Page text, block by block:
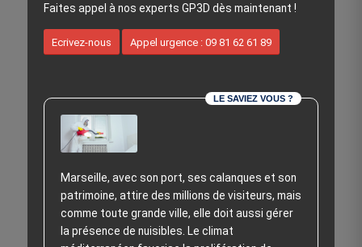
Faites appel à nos experts GP3D dès maintenant !
Ecrivez-nous Appel urgence : 09 81 62 61 89
LE SAVIEZ VOUS ?
Marseille, avec son port, ses calanques et son
patrimoine, attire des millions de visiteurs, mais
comme toute grande ville, elle doit aussi gérer
la présence de nuisibles. Le climat